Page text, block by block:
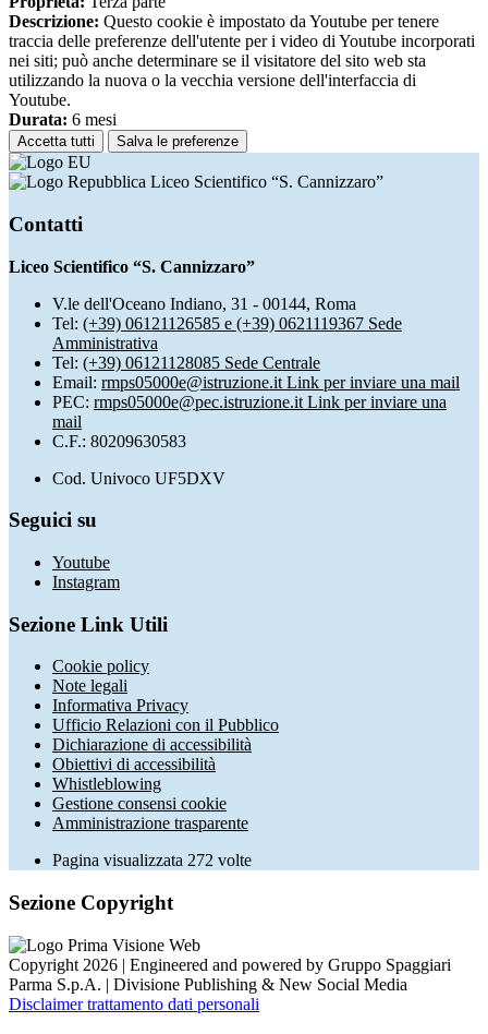
Descrizione: Questo cookie è impostato da Youtube per tenere
traccia delle preferenze dell'utente per i video di Youtube incorporati
nei siti; può anche determinare se il visitatore del sito web sta
utilizzando la nuova o la vecchia versione dell'interfaccia di
Youtube.
Durata: 6 mesi
Accetta tutti Salva le preferenze
Liceo Scientifico “S. Cannizzaro”
Contatti
Liceo Scientifico “S. Cannizzaro”
V.le dell'Oceano Indiano, 31 - 00144, Roma
Tel: (+39) 06121126585 e (+39) 0621119367 Sede
Amministrativa
Tel: (+39) 06121128085 Sede Centrale
Email: rmps05000e@istruzione.it Link per inviare una mail
PEC: rmps05000e@pec.istruzione.it Link per inviare una
mail
C.F.: 80209630583
Cod. Univoco UF5DXV
Seguici su
Youtube
Instagram
Sezione Link Utili
Cookie policy
Note legali
Informativa Privacy
Ufficio Relazioni con il Pubblico
Dichiarazione di accessibilità
Obiettivi di accessibilità
Whistleblowing
Gestione consensi cookie
Amministrazione trasparente
Pagina visualizzata 272 volte
Sezione Copyright
Copyright 2026 | Engineered and powered by Gruppo Spaggiari
Parma S.p.A. | Divisione Publishing & New Social Media
Disclaimer trattamento dati personali